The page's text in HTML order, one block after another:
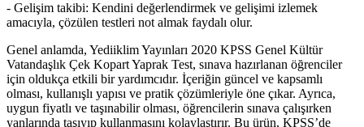
- Gelişim takibi: Kendini değerlendirmek ve gelişimi izlemek
amacıyla, çözülen testleri not almak faydalı olur.
Genel anlamda, Yediiklim Yayınları 2020 KPSS Genel Kültür
Vatandaşlık Çek Kopart Yaprak Test, sınava hazırlanan öğrenciler
için oldukça etkili bir yardımcıdır. İçeriğin güncel ve kapsamlı
olması, kullanışlı yapısı ve pratik çözümleriyle öne çıkar. Ayrıca,
uygun fiyatlı ve taşınabilir olması, öğrencilerin sınava çalışırken
yanlarında taşıyıp kullanmasını kolaylaştırır. Bu ürün, KPSS’de